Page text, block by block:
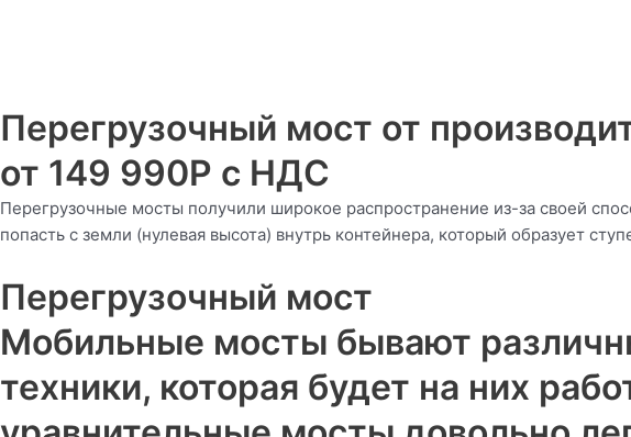
Перегрузочный мост от
от 149 990Р с НДС
Перегрузочные мосты получили широкое распространение из-за своей
попасть с земли (нулевая высота) внутрь контейнера, который образует
Перегрузочный мост
Мобильные мосты бывают
техники, которая будет на них